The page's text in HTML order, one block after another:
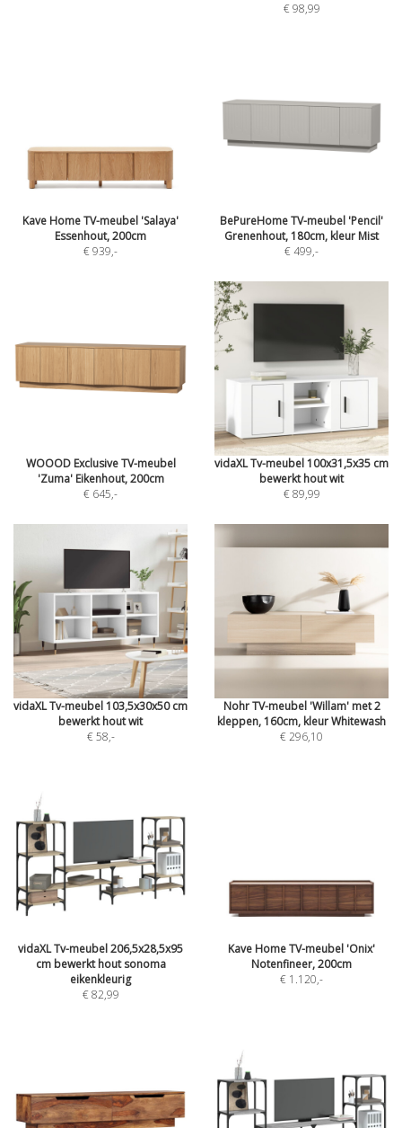
€ 98,99
Kave Home TV-meubel 'Salaya'
Essenhout, 200cm
€ 939,-
BePureHome TV-meubel 'Pencil'
Grenenhout, 180cm, kleur Mist
€ 499,-
WOOOD Exclusive TV-meubel
'Zuma' Eikenhout, 200cm
€ 645,-
vidaXL Tv-meubel 100x31,5x35 cm
bewerkt hout wit
€ 89,99
vidaXL Tv-meubel 103,5x30x50 cm
bewerkt hout wit
€ 58,-
Nohr TV-meubel 'Willam' met 2
kleppen, 160cm, kleur Whitewash
€ 296,10
vidaXL Tv-meubel 206,5x28,5x95
cm bewerkt hout sonoma
eikenkleurig
€ 82,99
Kave Home TV-meubel 'Onix'
Notenfineer, 200cm
€ 1.120,-